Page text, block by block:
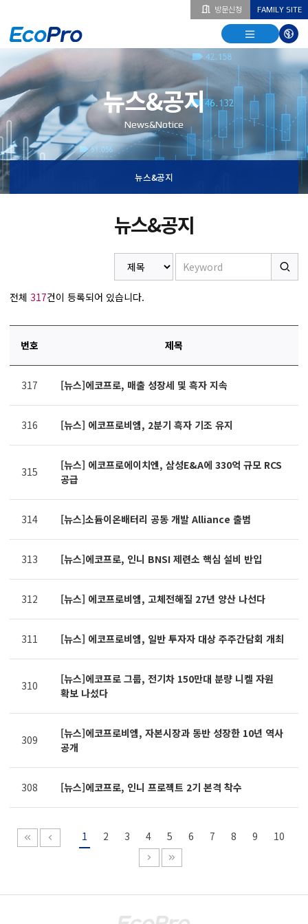
방문신청 FAMILY SITE
열기
열기
다국어
열기
뉴스&공지
News&Notice
뉴스&공지
뉴스&공지
전체 317건이 등록되어 있습니다.
파일,
작성자,
조회수,
제공표
번호 제목
317 [뉴스]에코프로, 매출 성장세 및 흑자 지속
316 [뉴스] 에코프로비엠, 2분기 흑자 기조 유지
315
[뉴스] 에코프로에이치엔, 삼성E&A에 330억 규모 RCS
공급
314 [뉴스]소듐이온배터리 공동 개발 Alliance 출범
313 [뉴스]에코프로, 인니 BNSI 제련소 핵심 설비 반입
312 [뉴스] 에코프로비엠, 고체전해질 27년 양산 나선다
311 [뉴스] 에코프로비엠, 일반 투자자 대상 주주간담회 개최
310
[뉴스]에코프로 그룹, 전기차 150만대 분량 니켈 자원
확보 나섰다
309
[뉴스]에코프로비엠, 자본시장과 동반 성장한 10년 역사
공개
308 [뉴스]에코프로, 인니 프로젝트 2기 본격 착수
1 2 3 4 5 6 7 8 9 10